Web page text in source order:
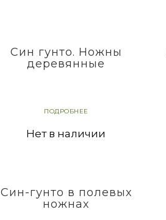
Син гунто. Ножны
деревянные
ПОДРОБНЕЕ
Нет в наличии
Син-гунто в полевых
ножнах